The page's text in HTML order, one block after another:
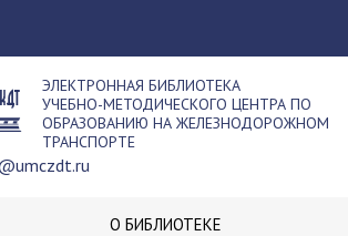
ЭЛЕКТРОННАЯ БИБЛИОТЕКА
УЧЕБНО-МЕТОДИЧЕСКОГО ЦЕНТРА ПО
ОБРАЗОВАНИЮ НА ЖЕЛЕЗНОДОРОЖНОМ
ТРАНСПОРТЕ
О БИБЛИОТЕКЕ